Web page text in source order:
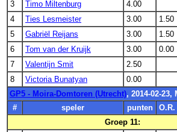
3 Timo Miltenburg 4.00
4
Ties Lesmeister 3.00 1.50
5
Gabriël Reijans 3.00 1.50
6
Tom van der Kruijk 3.00 0.00
7
Valentijn Smit 2.50
8
Victoria Bunatyan 0.00
GP5 - Moira-Domtoren (Utrecht), 2014-02-
#
speler punten O.R.
Groep 11: